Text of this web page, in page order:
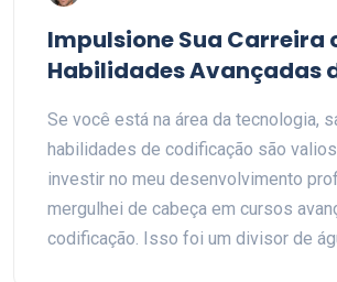
Impulsione Sua Carreira
Habilidades Avançadas
Se você está na área da tecnologia,
habilidades de codificação são
investir no meu desenvolvimento
mergulhei de cabeça em cursos
codificação. Isso foi um divisor de